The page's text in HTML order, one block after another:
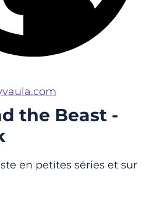
the Beast -
en petites séries et sur